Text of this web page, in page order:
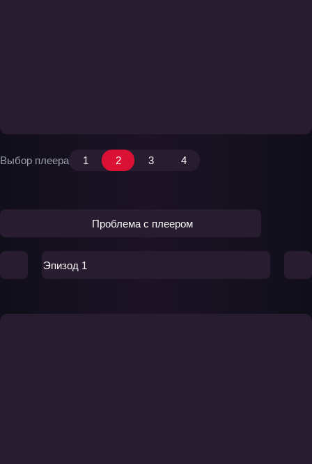
Выбор плеера 1 2 3 4
Проблема с плеером
Эпизод 1